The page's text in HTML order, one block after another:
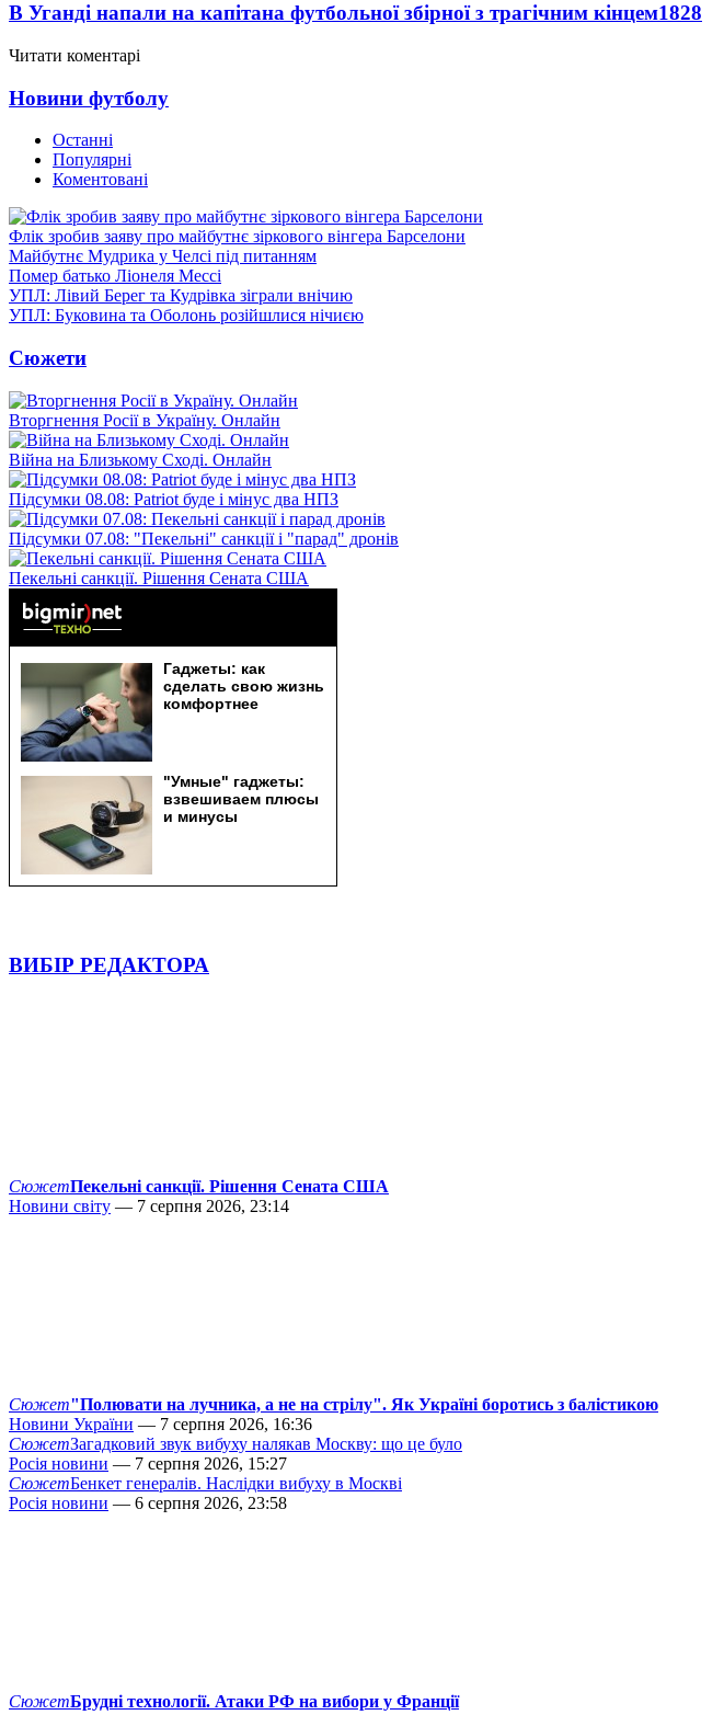
В Уганді напали на капітана футбольної збірної з трагічним кінцем1828
Читати коментарі
Новини футболу
Останні
Популярні
Коментовані
Флік зробив заяву про майбутнє зіркового вінгера Барселони
Майбутнє Мудрика у Челсі під питанням
Помер батько Ліонеля Мессі
УПЛ: Лівий Берег та Кудрівка зіграли внічию
УПЛ: Буковина та Оболонь розійшлися нічиєю
Сюжети
Вторгнення Росії в Україну. Онлайн
Війна на Близькому Сході. Онлайн
Підсумки 08.08: Patriot буде і мінус два НПЗ
Підсумки 07.08: "Пекельні" санкції і "парад" дронів
Пекельні санкції. Рішення Сената США
ВИБІР РЕДАКТОРА
СюжетПекельні санкції. Рішення Сената США
Новини світу — 7 серпня 2026, 23:14
Сюжет"Полювати на лучника, а не на стрілу". Як Україні боротись з балістикою
Новини України — 7 серпня 2026, 16:36
СюжетЗагадковий звук вибуху налякав Москву: що це було
Росія новини — 7 серпня 2026, 15:27
СюжетБенкет генералів. Наслідки вибуху в Москві
Росія новини — 6 серпня 2026, 23:58
СюжетБрудні технології. Атаки РФ на вибори у Франції